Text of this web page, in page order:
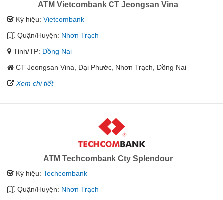
ATM Vietcombank CT Jeongsan Vina
Ký hiệu: Vietcombank
Quận/Huyện: Nhơn Trạch
Tỉnh/TP: Đồng Nai
CT Jeongsan Vina, Đại Phước, Nhơn Trạch, Đồng Nai
Xem chi tiết
ATM Techcombank Cty Splendour
Ký hiệu: Techcombank
Quận/Huyện: Nhơn Trạch